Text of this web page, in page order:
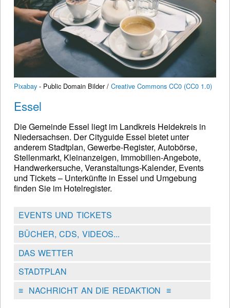
Pixabay - Public Domain Bilder / Creative Commons CC0 (CC0 1.0)
Essel
Die Gemeinde Essel liegt im Landkreis Heidekreis in
Niedersachsen. Der Cityguide Essel bietet unter
anderem Stadtplan, Gewerbe-Register, Autobörse,
Stellenmarkt, Kleinanzeigen, Immobilien-Angebote,
Handwerkersuche, Veranstaltungs-Kalender, Events
und Tickets – Unterkünfte in Essel und Umgebung
finden Sie im Hotelregister.
EVENTS UND TICKETS
BÜCHER, CDS, VIDEOS...
DAS WETTER
STADTPLAN
≡NACHRICHT AN DIE REDAKTION ≡